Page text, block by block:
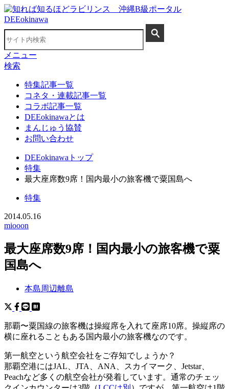
メニュー
検索
特集記事一覧
コネタ・連載記事一覧
コラボ記事一覧
DEEokinawaとは
まんじゅう協賛
お問い合わせ
DEEokinawaトップ
特集
最大座席数9席！国内最小の旅客機で粟国島へ
特集
2014.05.16
miooon
最大座席数9席！国内最小の旅客機で粟
国島へ
本島周辺離島
那覇〜粟国線の旅客機は操縦席を入れて座席10席。操縦席の
横に座れることもある国内最小の旅客機なのです。
第一航空という航空会社をご存知でしょうか？
那覇空港にはJAL、JTA、ANA、スカイマーク、Jetstar、
Peachなど多くの航空会社が発着しています。通常のチェッ